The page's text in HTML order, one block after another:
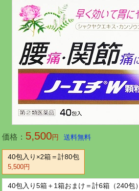
価格： 5,500円 送料無料
40包入り×2箱＝計80包
5,500円
40包入り5箱＋1箱おまけ＝計6箱（240包）